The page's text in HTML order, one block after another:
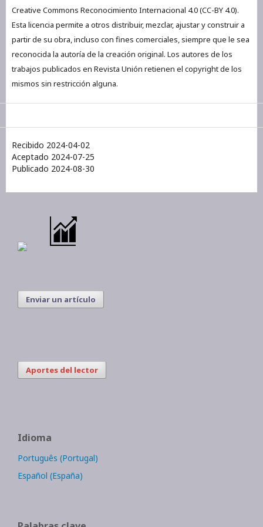
Creative Commons Reconocimiento Internacional 4.0 (CC-BY 4.0).
Esta licencia permite a otros distribuir, mezclar, ajustar y construir a
partir de su obra, incluso con fines comerciales, siempre que le sea
reconocida la autoría de la creación original. Los autores de los
trabajos publicados en Revista Unión retienen el copyright de los
mismos sin restricción alguna.
Recibido 2024-04-02
Aceptado 2024-07-25
Publicado 2024-08-30
Enviar un artículo
Aportes del lector
Idioma
Português (Portugal)
Español (España)